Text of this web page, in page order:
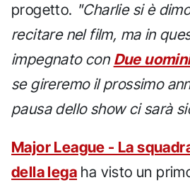
progetto. "Charlie si è
recitare nel film, ma in
impegnato con Due
se gireremo il prossimo
pausa dello show ci sarà
Major League - La
della lega ha visto un